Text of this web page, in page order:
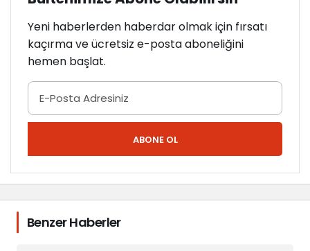
Yeni haberlerden haberdar olmak için fırsatı
kaçırma ve ücretsiz e-posta aboneliğini
hemen başlat.
ABONE OL
Benzer Haberler